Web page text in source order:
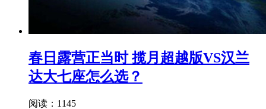
春日露营正当时 揽月超越版VS汉兰
达大七座怎么选？
阅读：1145